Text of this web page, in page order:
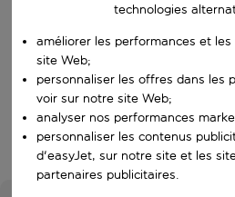
technologies
améliorer les performances et
site Web;
personnaliser les offres dans les
voir sur notre site Web;
analyser nos performances
personnaliser les contenus
d'easyJet, sur notre site et les
partenaires publicitaires.